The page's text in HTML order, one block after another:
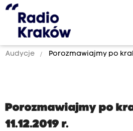
Audycje Porozmawiajmy po
Porozmawiajmy po
11.12.2019 r.